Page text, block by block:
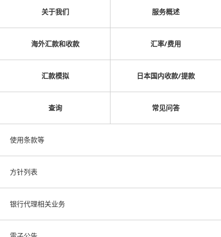
关于我们 服务概述
海外汇款和收款 汇率/费用
汇款模拟 日本国内收款/提款
查询 常见问答
使用条款等
方针列表
银行代理相关业务